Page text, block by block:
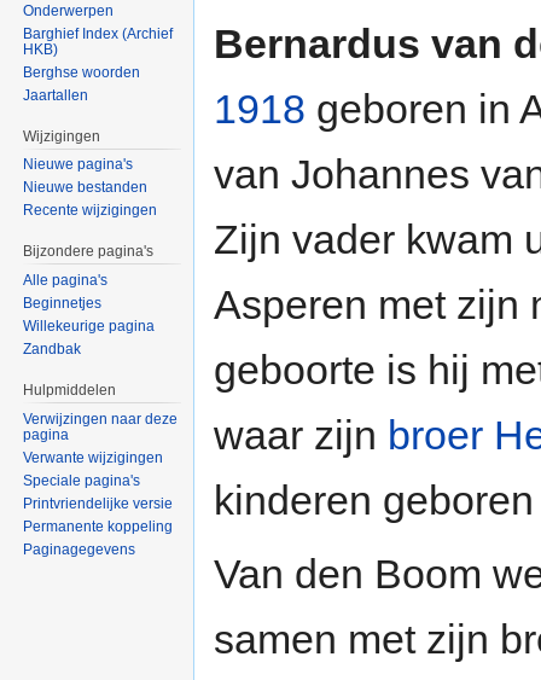
Bernardus van
1918 geboren in
van Johannes
Zijn vader kwam
Asperen met zijn
geboorte is hij
waar zijn broer
kinderen
Van den Boom
samen met zijn
Onderwerpen
Barghief Index (Archief
HKB)
Berghse woorden
Jaartallen
Wijzigingen
Nieuwe pagina's
Nieuwe bestanden
Recente wijzigingen
Bijzondere pagina's
Alle pagina's
Beginnetjes
Willekeurige pagina
Zandbak
Hulpmiddelen
Verwijzingen naar deze
pagina
Verwante wijzigingen
Speciale pagina's
Printvriendelijke versie
Permanente koppeling
Paginagegevens